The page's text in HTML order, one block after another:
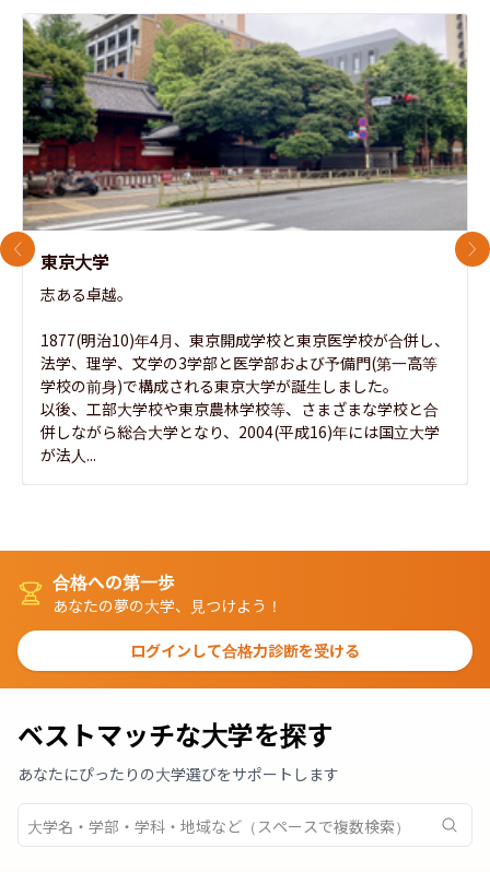
東京大学
志ある卓越。
1877(明治10)年4月、東京開成学校と東京医学校が合併し、
法学、理学、文学の3学部と医学部および予備門(第一高等
学校の前身)で構成される東京大学が誕生しました。
以後、工部大学校や東京農林学校等、さまざまな学校と合
併しながら総合大学となり、2004(平成16)年には国立大学
が法人...
前のスライド 次
合格への第一歩
あなたの夢の大学、見つけよう！
ログインして合格力診断を受ける
ベストマッチな大学を探す
あなたにぴったりの大学選びをサポートします